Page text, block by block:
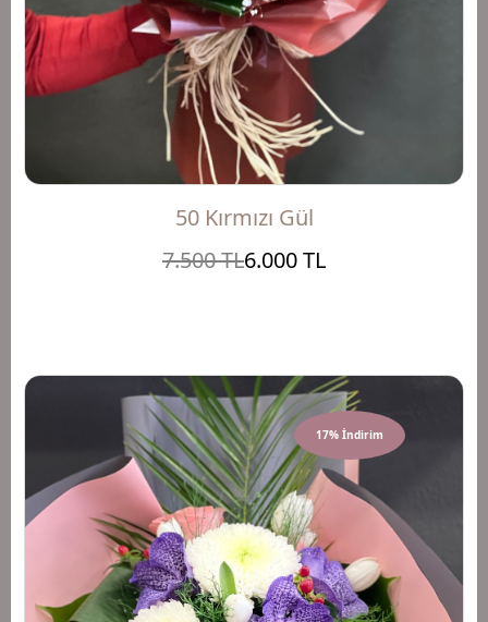
50 Kırmızı Gül
7.500 TL6.000 TL
17% İndirim